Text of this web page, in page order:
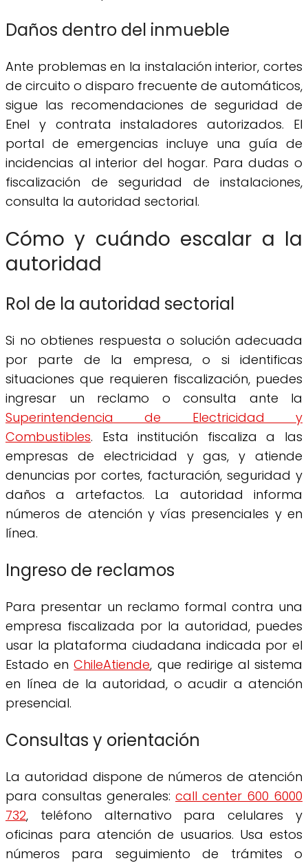
Daños dentro del inmueble
Ante problemas en la instalación interior, cortes
de circuito o disparo frecuente de automáticos,
sigue las recomendaciones de seguridad de
Enel y contrata instaladores autorizados. El
portal de emergencias incluye una guía de
incidencias al interior del hogar. Para dudas o
fiscalización de seguridad de instalaciones,
consulta la autoridad sectorial.
Cómo y cuándo escalar a la
autoridad
Rol de la autoridad sectorial
Si no obtienes respuesta o solución adecuada
por parte de la empresa, o si identificas
situaciones que requieren fiscalización, puedes
ingresar un reclamo o consulta ante la
Superintendencia de Electricidad y
Combustibles. Esta institución fiscaliza a las
empresas de electricidad y gas, y atiende
denuncias por cortes, facturación, seguridad y
daños a artefactos. La autoridad informa
números de atención y vías presenciales y en
línea.
Ingreso de reclamos
Para presentar un reclamo formal contra una
empresa fiscalizada por la autoridad, puedes
usar la plataforma ciudadana indicada por el
Estado enChileAtiende, que redirige al sistema
en línea de la autoridad, o acudir a atención
presencial.
Consultas y orientación
La autoridad dispone de números de atención
para consultas generales: call center 600 6000
732, teléfono alternativo para celulares y
oficinas para atención de usuarios. Usa estos
números para seguimiento de trámites o